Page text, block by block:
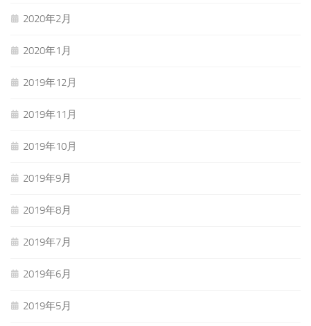
2020年2月
2020年1月
2019年12月
2019年11月
2019年10月
2019年9月
2019年8月
2019年7月
2019年6月
2019年5月